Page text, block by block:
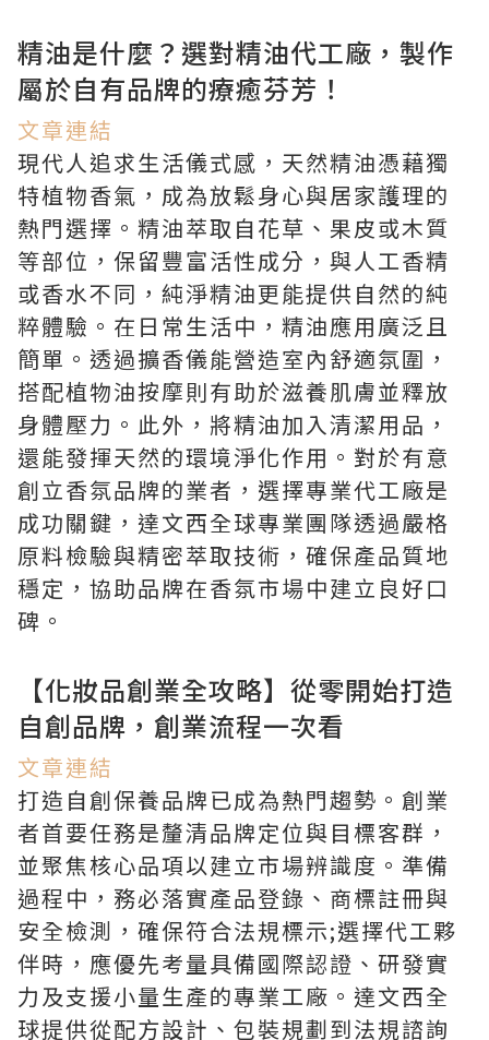
精油是什麼？選對精油代工廠，製作
屬於自有品牌的療癒芬芳！
文章連結
現代人追求生活儀式感，天然精油憑藉獨
特植物香氣，成為放鬆身心與居家護理的
熱門選擇。精油萃取自花草、果皮或木質
等部位，保留豐富活性成分，與人工香精
或香水不同，純淨精油更能提供自然的純
粹體驗。在日常生活中，精油應用廣泛且
簡單。透過擴香儀能營造室內舒適氛圍，
搭配植物油按摩則有助於滋養肌膚並釋放
身體壓力。此外，將精油加入清潔用品，
還能發揮天然的環境淨化作用。對於有意
創立香氛品牌的業者，選擇專業代工廠是
成功關鍵，達文西全球專業團隊透過嚴格
原料檢驗與精密萃取技術，確保產品質地
穩定，協助品牌在香氛市場中建立良好口
碑。
【化妝品創業全攻略】從零開始打造
自創品牌，創業流程一次看
文章連結
打造自創保養品牌已成為熱門趨勢。創業
者首要任務是釐清品牌定位與目標客群，
並聚焦核心品項以建立市場辨識度。準備
過程中，務必落實產品登錄、商標註冊與
安全檢測，確保符合法規標示;選擇代工夥
伴時，應優先考量具備國際認證、研發實
力及支援小量生產的專業工廠。達文西全
球提供從配方設計、包裝規劃到法規諮詢